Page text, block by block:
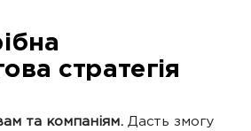
стратегія
та компаніям. Дасть змогу